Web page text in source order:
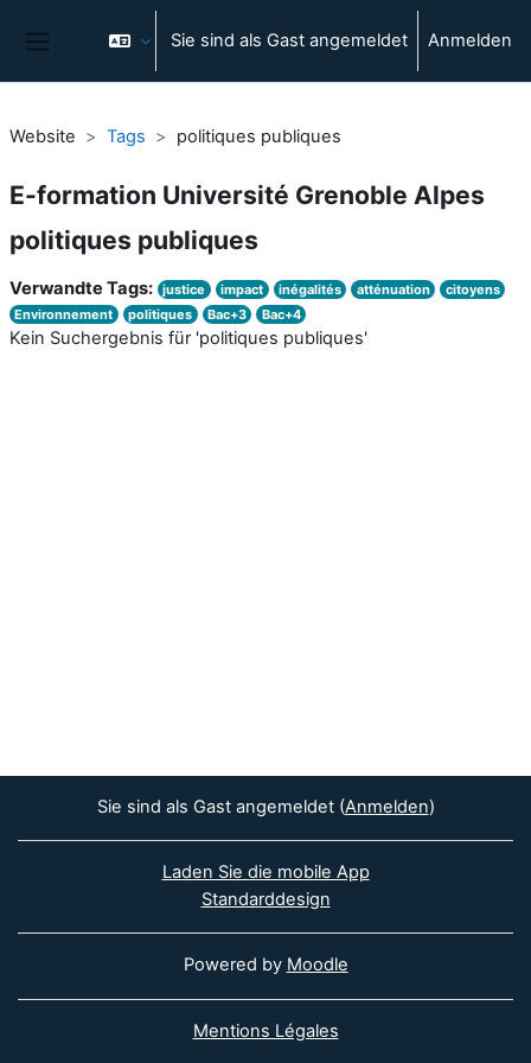
Sie sind als Gast angemeldet Anmelden
Website Tags politiques publiques
E-formation Université Grenoble Alpes
politiques publiques
Verwandte Tags: justice impact inégalités atténuation
citoyens
Environnement
politiques Bac+3 Bac+4
Kein Suchergebnis für 'politiques publiques'
Sie sind als Gast angemeldet (Anmelden)
Laden Sie die mobile App
Standarddesign
Powered by Moodle
Mentions Légales